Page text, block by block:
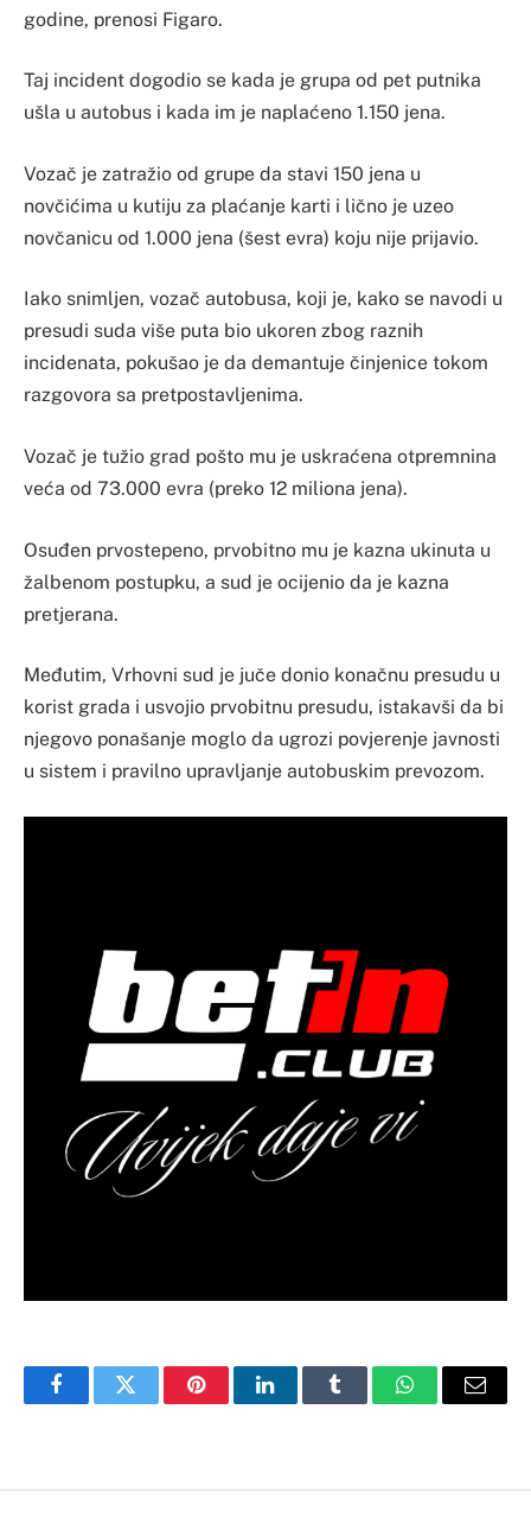
godine, prenosi Figaro.
Taj incident dogodio se kada je grupa od pet putnika
ušla u autobus i kada im je naplaćeno 1.150 jena.
Vozač je zatražio od grupe da stavi 150 jena u
novčićima u kutiju za plaćanje karti i lično je uzeo
novčanicu od 1.000 jena (šest evra) koju nije prijavio.
Iako snimljen, vozač autobusa, koji je, kako se navodi u
presudi suda više puta bio ukoren zbog raznih
incidenata, pokušao je da demantuje činjenice tokom
razgovora sa pretpostavljenima.
Vozač je tužio grad pošto mu je uskraćena otpremnina
veća od 73.000 evra (preko 12 miliona jena).
Osuđen prvostepeno, prvobitno mu je kazna ukinuta u
žalbenom postupku, a sud je ocijenio da je kazna
pretjerana.
Međutim, Vrhovni sud je juče donio konačnu presudu u
korist grada i usvojio prvobitnu presudu, istakavši da bi
njegovo ponašanje moglo da ugrozi povjerenje javnosti
u sistem i pravilno upravljanje autobuskim prevozom.
FacebookTwitter PinterestLinkedInTumblr WhatsAppEmail